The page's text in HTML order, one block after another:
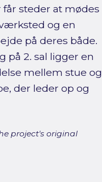
steder at mødes
og en
på deres både.
på 2. sal ligger en
mellem stue og
der leder op og
project's original